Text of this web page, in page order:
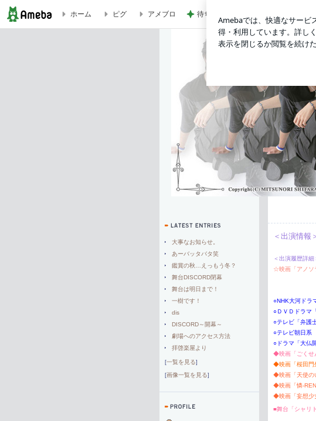
ホーム ピグ アメブロ 待ち合わせた友達も持っていた物
大事なお知らせ。
あーバッタバタ笑
鑑賞の秋…えっもう冬？
舞台DISCORD閉幕
舞台は明日まで！
一樹です！
dis
DISCORD～開幕～
劇場へのアクセス方法
拝啓楽屋より
[一覧を見る]
[画像一覧を見る]
＜出演情報
＜出演履歴詳細
☆映画「アノソ
○NHK大河ドラ
○ＤＶＤドラマ
○テレビ「弁護
○テレビ朝日系
○ドラマ「大仏
◆映画「ごくせ
◆映画「桜田門
◆映画「天使の
◆映画「憐-
◆映画「妄想少
■舞台「シャリ